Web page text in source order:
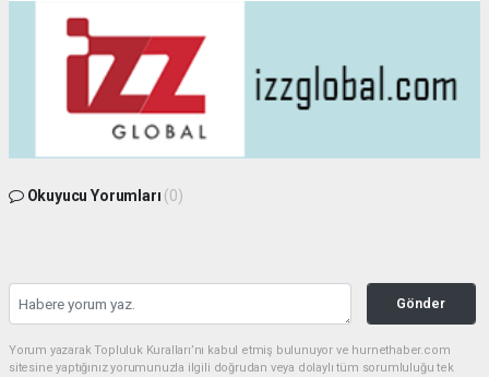
Okuyucu Yorumları (0)
Gönder
Yorum yazarak Topluluk Kuralları’nı kabul etmiş bulunuyor ve hurnethaber.com
sitesine yaptığınız yorumunuzla ilgili doğrudan veya dolaylı tüm sorumluluğu tek